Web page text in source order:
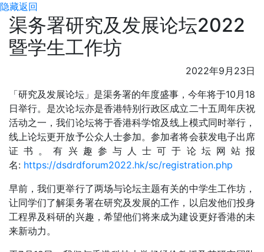
隐藏返回
渠务署研究及发展论坛2022
暨学生工作坊
2022年9月23日
「研究及发展论坛」是渠务署的年度盛事，今年将于10月18
日举行。是次论坛亦是香港特别行政区成立二十五周年庆祝
活动之一，我们论坛将于香港科学馆及线上模式同时举行，
线上论坛更开放予公众人士参加。参加者将会获发电子出席
证书。有兴趣参与人士可于论坛网站报
名: https://dsdrdforum2022.hk/sc/registration.php
早前，我们更举行了两场与论坛主题有关的中学生工作坊，
让同学们了解渠务署在研究及发展的工作，以启发他们投身
工程界及科研的兴趣，希望他们将来成为建设更好香港的未
来新动力。